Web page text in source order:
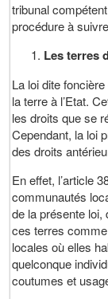
tribunal
procédure à
Les terres
La loi dite
la terre à l’Etat.
les droits que se
Cependant, la loi
des droits
En effet, l’article
communautés
de la présente loi,
ces terres
locales où elles
quelconque
coutumes et